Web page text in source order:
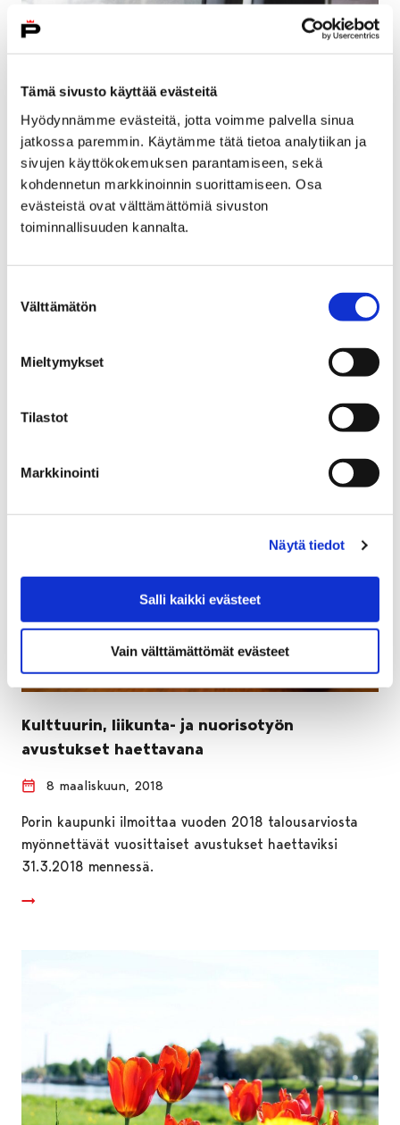
Tämä sivusto käyttää evästeitä
Hyödynnämme evästeitä, jotta voimme palvella sinua
jatkossa paremmin. Käytämme tätä tietoa analytiikan ja
sivujen käyttökokemuksen parantamiseen, sekä
kohdennetun markkinoinnin suorittamiseen. Osa
evästeistä ovat välttämättömiä sivuston
toiminnallisuuden kannalta.
valinta
Välttämätön
Mieltymykset
Tilastot
Markkinointi
Näytä tiedot
Salli kaikki evästeet
Vain välttämättömät evästeet
Autotehtaalle palkataan 1000 lisää –
Uudenkaupungin autotehdas eli Valmet Automotive
palkkaa tämän vuoden aikana 1000 uutta työntekijää.
Autotehtaalle järjestetään tutustuminen Porista 13.
Kulttuurin, liikunta- ja nuorisotyön
avustukset haettavana
8 maaliskuun, 2018
Porin kaupunki ilmoittaa vuoden 2018 talousarviosta
myönnettävät vuosittaiset avustukset haettaviksi
31.3.2018 mennessä.